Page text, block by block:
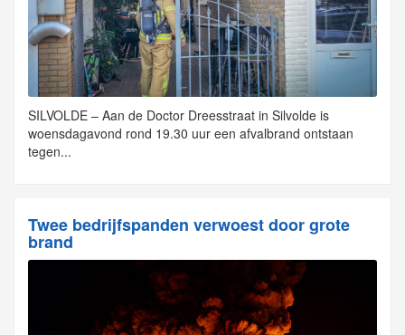
SILVOLDE – Aan de Doctor Dreesstraat in Silvolde is
woensdagavond rond 19.30 uur een afvalbrand ontstaan
tegen...
Twee bedrijfspanden verwoest door grote
brand